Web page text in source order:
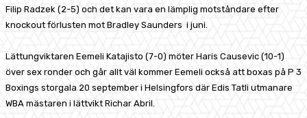
Filip Radzek (2-5) och det kan vara en lämplig motståndare efter
knockout förlusten mot Bradley Saunders i juni.
Lättungviktaren Eemeli Katajisto (7-0) möter Haris Causevic (10-1)
över sex ronder och går allt väl kommer Eemeli också att boxas på P 3
Boxings storgala 20 september i Helsingfors där Edis Tatli utmanare
WBA mästaren i lättvikt Richar Abril.